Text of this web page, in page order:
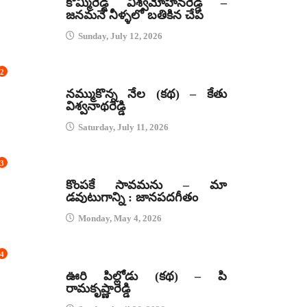
కొమ్మిరెడ్డి విశ్వమోహనరెడ్డి –
జనమనే నీళ్ళలో బతికిన చేప
Sunday, July 12, 2026
2
నమ్ముకొన్న నేల (కథ) – కేతు
విశ్వనాథరెడ్డి
Saturday, July 11, 2026
3
కొంపకే సావమను – మా
డవుటుగాన్ని : జానపదగీతం
Monday, May 4, 2026
4
ఊరి పిల్లోడు (కథ) – పి
రామకృష్ణారెడ్డి